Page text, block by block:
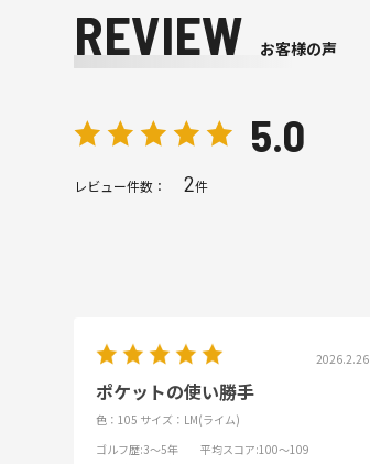
REVIEW お客様の声
5.0
レビュー件数： 2件
2026.2.26
ポケットの使い勝手
色：105 サイズ：LM(ライム)
ゴルフ歴:3～5年 平均スコア:100～109